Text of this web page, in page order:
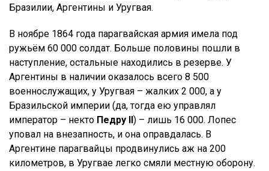
Бразилии, Аргентины и Уругвая.
В ноябре 1864 года парагвайская армия имела под
ружьём 60 000 солдат. Больше половины пошли в
наступление, остальные находились в резерве. У
Аргентины в наличии оказалось всего 8 500
военнослужащих, у Уругвая – жалких 2 000, а у
Бразильской империи (да, тогда ею управлял
император – некто Педру II ) – лишь 16 000. Лопес
уповал на внезапность, и она оправдалась. В
Аргентине парагвайцы продвинулись аж на 200
километров, в Уругвае легко смяли местную оборону.